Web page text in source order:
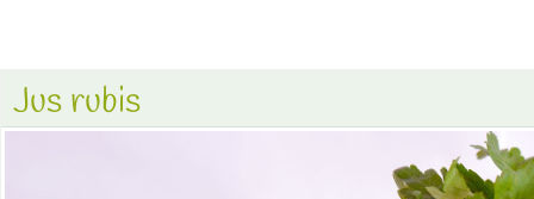
Jus rubis